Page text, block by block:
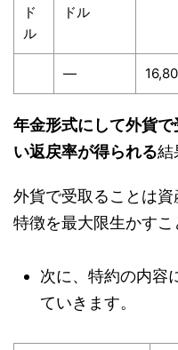
ド
ル
ドル
―
年金形式にして外貨
い返戻率が得られる結
外貨で受取ることは
特徴を最大限生かすこ
次に、特約の内容
ていきます。